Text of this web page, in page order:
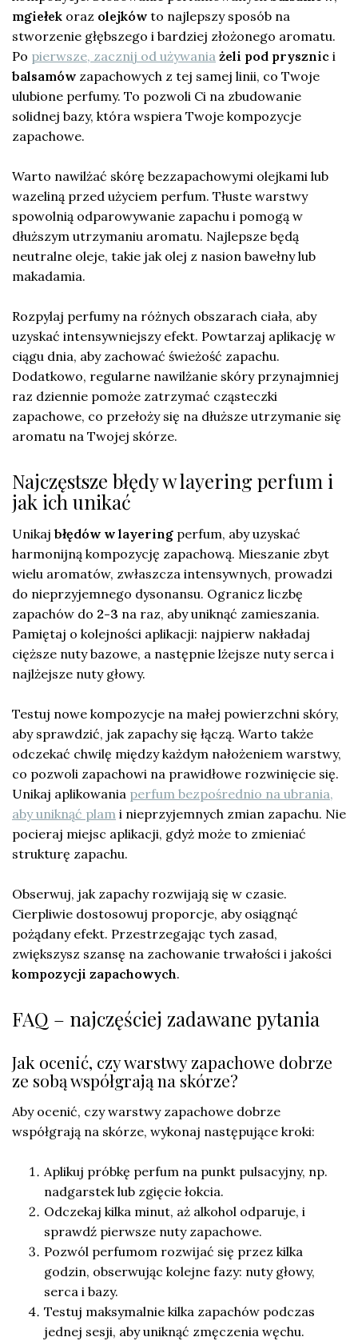
mgiełek oraz olejków to najlepszy sposób na
stworzenie głębszego i bardziej złożonego aromatu.
Po pierwsze, zacznij od używania żeli pod prysznic i
balsamów zapachowych z tej samej linii, co Twoje
ulubione perfumy. To pozwoli Ci na zbudowanie
solidnej bazy, która wspiera Twoje kompozycje
zapachowe.
Warto nawilżać skórę bezzapachowymi olejkami lub
wazeliną przed użyciem perfum. Tłuste warstwy
spowolnią odparowywanie zapachu i pomogą w
dłuższym utrzymaniu aromatu. Najlepsze będą
neutralne oleje, takie jak olej z nasion bawełny lub
makadamia.
Rozpylaj perfumy na różnych obszarach ciała, aby
uzyskać intensywniejszy efekt. Powtarzaj aplikację w
ciągu dnia, aby zachować świeżość zapachu.
Dodatkowo, regularne nawilżanie skóry przynajmniej
raz dziennie pomoże zatrzymać cząsteczki
zapachowe, co przełoży się na dłuższe utrzymanie się
aromatu na Twojej skórze.
Najczęstsze błędy w layering perfum i
jak ich unikać
Unikaj błędów w layering perfum, aby uzyskać
harmonijną kompozycję zapachową. Mieszanie zbyt
wielu aromatów, zwłaszcza intensywnych, prowadzi
do nieprzyjemnego dysonansu. Ogranicz liczbę
zapachów do 2-3 na raz, aby uniknąć zamieszania.
Pamiętaj o kolejności aplikacji: najpierw nakładaj
cięższe nuty bazowe, a następnie lżejsze nuty serca i
najlżejsze nuty głowy.
Testuj nowe kompozycje na małej powierzchni skóry,
aby sprawdzić, jak zapachy się łączą. Warto także
odczekać chwilę między każdym nałożeniem warstwy,
co pozwoli zapachowi na prawidłowe rozwinięcie się.
Unikaj aplikowania perfum bezpośrednio na ubrania,
aby uniknąć plam i nieprzyjemnych zmian zapachu. Nie
pocieraj miejsc aplikacji, gdyż może to zmieniać
strukturę zapachu.
Obserwuj, jak zapachy rozwijają się w czasie.
Cierpliwie dostosowuj proporcje, aby osiągnąć
pożądany efekt. Przestrzegając tych zasad,
zwiększysz szansę na zachowanie trwałości i jakości
kompozycji zapachowych.
FAQ – najczęściej zadawane pytania
Jak ocenić, czy warstwy zapachowe dobrze
ze sobą współgrają na skórze?
Aby ocenić, czy warstwy zapachowe dobrze
współgrają na skórze, wykonaj następujące kroki:
Aplikuj próbkę perfum na punkt pulsacyjny, np.
nadgarstek lub zgięcie łokcia.
Odczekaj kilka minut, aż alkohol odparuje, i
sprawdź pierwsze nuty zapachowe.
Pozwól perfumom rozwijać się przez kilka
godzin, obserwując kolejne fazy: nuty głowy,
serca i bazy.
Testuj maksymalnie kilka zapachów podczas
jednej sesji, aby uniknąć zmęczenia węchu.